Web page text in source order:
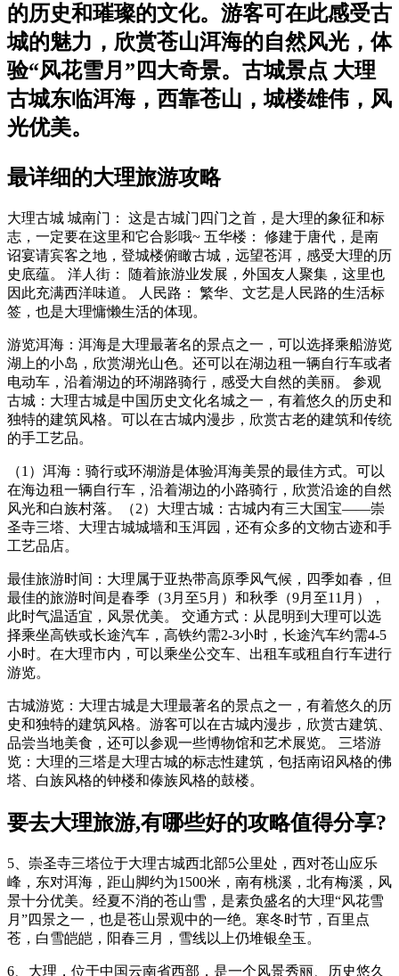
的历史和璀璨的文化。游客可在此感受古
城的魅力，欣赏苍山洱海的自然风光，体
验“风花雪月”四大奇景。古城景点 大理
古城东临洱海，西靠苍山，城楼雄伟，风
光优美。
最详细的大理旅游攻略
大理古城 城南门： 这是古城门四门之首，是大理的象征和标
志，一定要在这里和它合影哦~ 五华楼： 修建于唐代，是南
诏宴请宾客之地，登城楼俯瞰古城，远望苍洱，感受大理的历
史底蕴。 洋人街： 随着旅游业发展，外国友人聚集，这里也
因此充满西洋味道。 人民路： 繁华、文艺是人民路的生活标
签，也是大理慵懒生活的体现。
游览洱海：洱海是大理最著名的景点之一，可以选择乘船游览
湖上的小岛，欣赏湖光山色。还可以在湖边租一辆自行车或者
电动车，沿着湖边的环湖路骑行，感受大自然的美丽。 参观
古城：大理古城是中国历史文化名城之一，有着悠久的历史和
独特的建筑风格。可以在古城内漫步，欣赏古老的建筑和传统
的手工艺品。
（1）洱海：骑行或环湖游是体验洱海美景的最佳方式。可以
在海边租一辆自行车，沿着湖边的小路骑行，欣赏沿途的自然
风光和白族村落。（2）大理古城：古城内有三大国宝——崇
圣寺三塔、大理古城城墙和玉洱园，还有众多的文物古迹和手
工艺品店。
最佳旅游时间：大理属于亚热带高原季风气候，四季如春，但
最佳的旅游时间是春季（3月至5月）和秋季（9月至11月），
此时气温适宜，风景优美。 交通方式：从昆明到大理可以选
择乘坐高铁或长途汽车，高铁约需2-3小时，长途汽车约需4-5
小时。在大理市内，可以乘坐公交车、出租车或租自行车进行
游览。
古城游览：大理古城是大理最著名的景点之一，有着悠久的历
史和独特的建筑风格。游客可以在古城内漫步，欣赏古建筑、
品尝当地美食，还可以参观一些博物馆和艺术展览。 三塔游
览：大理的三塔是大理古城的标志性建筑，包括南诏风格的佛
塔、白族风格的钟楼和傣族风格的鼓楼。
要去大理旅游,有哪些好的攻略值得分享?
5、崇圣寺三塔位于大理古城西北部5公里处，西对苍山应乐
峰，东对洱海，距山脚约为1500米，南有桃溪，北有梅溪，风
景十分优美。经夏不消的苍山雪，是素负盛名的大理“风花雪
月”四景之一，也是苍山景观中的一绝。寒冬时节，百里点
苍，白雪皑皑，阳春三月，雪线以上仍堆银垒玉。
6、大理，位于中国云南省西部，是一个风景秀丽、历史悠久